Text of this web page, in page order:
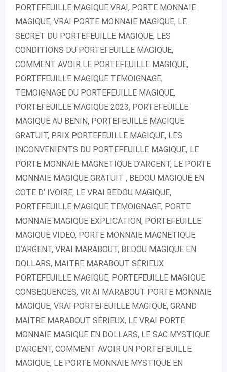
PORTEFEUILLE MAGIQUE VRAI, PORTE MONNAIE
MAGIQUE, VRAI PORTE MONNAIE MAGIQUE, LE
SECRET DU PORTEFEUILLE MAGIQUE, LES
CONDITIONS DU PORTEFEUILLE MAGIQUE,
COMMENT AVOIR LE PORTEFEUILLE MAGIQUE,
PORTEFEUILLE MAGIQUE TEMOIGNAGE,
TEMOIGNAGE DU PORTEFEUILLE MAGIQUE,
PORTEFEUILLE MAGIQUE 2023, PORTEFEUILLE
MAGIQUE AU BENIN, PORTEFEUILLE MAGIQUE
GRATUIT, PRIX PORTEFEUILLE MAGIQUE, LES
INCONVENIENTS DU PORTEFEUILLE MAGIQUE, LE
PORTE MONNAIE MAGNETIQUE D’ARGENT, LE PORTE
MONNAIE MAGIQUE GRATUIT , BEDOU MAGIQUE EN
COTE D’ IVOIRE, LE VRAI BEDOU MAGIQUE,
PORTEFEUILLE MAGIQUE TEMOIGNAGE, PORTE
MONNAIE MAGIQUE EXPLICATION, PORTEFEUILLE
MAGIQUE VIDEO, PORTE MONNAIE MAGNETIQUE
D’ARGENT, VRAI MARABOUT, BEDOU MAGIQUE EN
DOLLARS, MAITRE MARABOUT SÉRIEUX
PORTEFEUILLE MAGIQUE, PORTEFEUILLE MAGIQUE
CONSEQUENCES, VR AI MARABOUT PORTE MONNAIE
MAGIQUE, VRAI PORTEFEUILLE MAGIQUE, GRAND
MAITRE MARABOUT SÉRIEUX, LE VRAI PORTE
MONNAIE MAGIQUE EN DOLLARS, LE SAC MYSTIQUE
D’ARGENT, COMMENT AVOIR UN PORTEFEUILLE
MAGIQUE, LE PORTE MONNAIE MYSTIQUE EN